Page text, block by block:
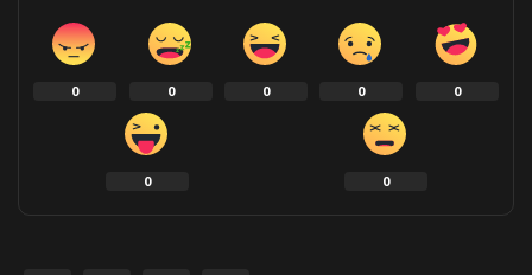
0
0
0
0
0
0
0